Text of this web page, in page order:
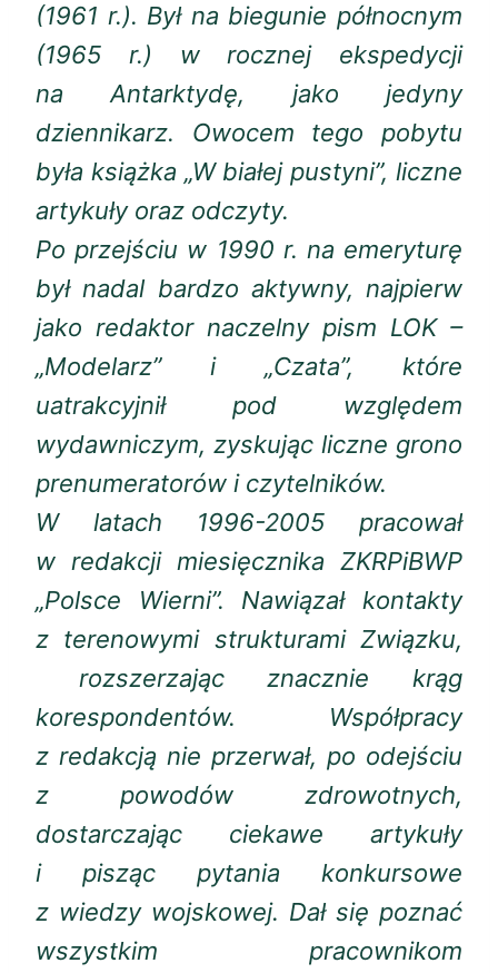
(1961 r.). Był na biegunie północnym
(1965 r.) w rocznej ekspedycji
na Antarktydę, jako jedyny
dziennikarz. Owocem tego pobytu
była książka „W białej pustyni”, liczne
artykuły oraz odczyty.
Po przejściu w 1990 r. na emeryturę
był nadal bardzo aktywny, najpierw
jako redaktor naczelny pism LOK –
„Modelarz” i „Czata”, które
uatrakcyjnił pod względem
wydawniczym, zyskując liczne grono
prenumeratorów i czytelników.
W latach 1996-2005 pracował
w redakcji miesięcznika ZKRPiBWP
„Polsce Wierni”. Nawiązał kontakty
z terenowymi strukturami Związku,
rozszerzając znacznie krąg
korespondentów. Współpracy
z redakcją nie przerwał, po odejściu
z powodów zdrowotnych,
dostarczając ciekawe artykuły
i pisząc pytania konkursowe
z wiedzy wojskowej. Dał się poznać
wszystkim pracownikom